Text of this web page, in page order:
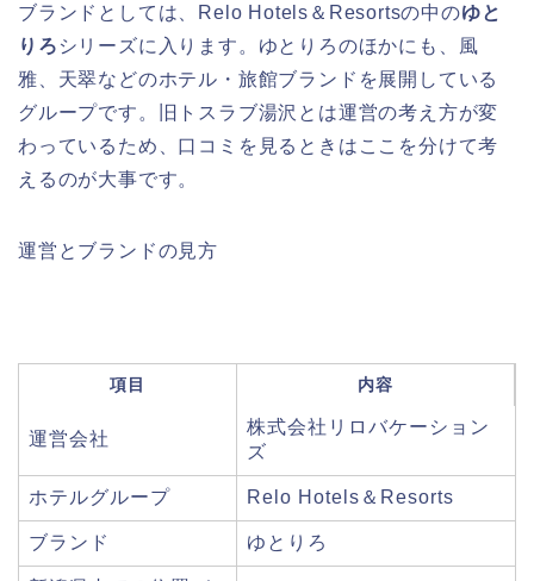
ブランドとしては、Relo Hotels＆Resortsの中のゆと
りろ シリーズに入ります。ゆとりろのほかにも、風
雅、天翠などのホテル・旅館ブランドを展開している
グループです。旧トスラブ湯沢とは運営の考え方が変
わっているため、口コミを見るときはここを分けて考
えるのが大事です。
運営とブランドの見方
項目 内容
運営会社
株式会社リロバケーション
ズ
ホテルグループ Relo Hotels＆Resorts
ブランド ゆとりろ